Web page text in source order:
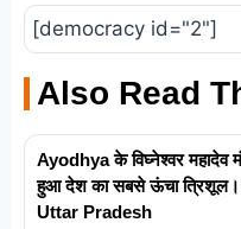
[democracy id="2"]
Also Read
Ayodhya के विघ्नेश्वर महादेव
हुआ देश का सबसे ऊंचा
Uttar Pradesh